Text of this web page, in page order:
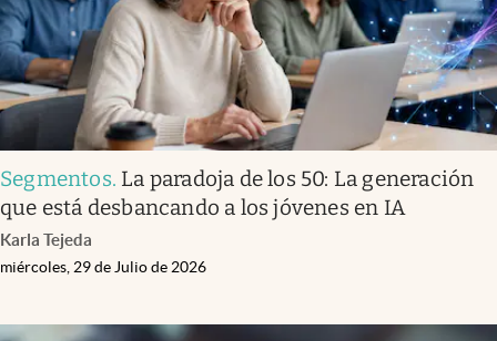
Clima
Mundial 2026
Eventos Corporativos
El Cronista Studio
Mediakit
abre en nueva pestaña
Argentina
Segmentos. La paradoja de los 50: La generación
que está desbancando a los jóvenes en IA
Karla Tejeda
miércoles, 29 de Julio de 2026